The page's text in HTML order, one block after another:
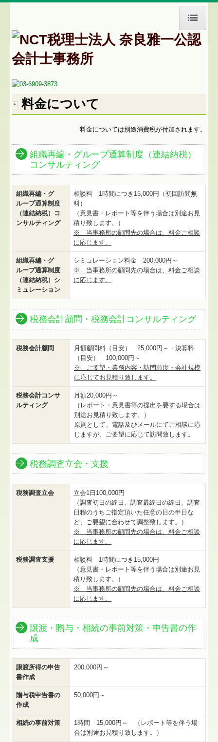
HOME
事務所紹介
交通案内
業務案内
料金について
料金については別途消費税が付加されます。
組織再編・グループ通算制度（連結納税）
コンサルティング
組織再編・グ
ループ通算制度
（連結納税）コ
ンサルティング
相談料 1時間につき15,000円（初回訪問無
料）
（意見書・レポート等を伴う場合は別途お見
積り致します。）
※ 当事務所の顧問先の場合は、料金ご相談
に応じます。
組織再編・グ
ループ通算制度
（連結納税）シ
ミュレーション
シミュレーション料金 200,000円～
※ 当事務所の顧問先の場合は、料金ご相談
に応じます。
税務会計顧問・税務会計コンサルティング
税務会計顧問
月額顧問料（目安） 25,000円～・決算料
（目安） 100,000円～
※ ご要望・業務内容・訪問頻度・会社規模
に応じてお見積り致します。
税務会計コンサ
ルティング
月額20,000円～
（レポート・意見書等の提出を要する場合は
別途お見積り致します。）
原則として、電話及びメールにてご相談に応
じますが、ご要望に応じて訪問致します。
税務調査立会・支援
税務調査立会
立会1日100,000円
（調査初日の終日、調査最終日の終日、調査
日程のうちご指定頂いた任意の日の半日な
ど、ご要望に合わせて調整致します。）
※ 当事務所の顧問先の場合は、料金ご相談
に応じます。
税務調査支援
相談料 1時間につき15,000円
（意見書・レポート等を伴う場合は別途お見
積り致します。）
※ 当事務所の顧問先の場合は、料金ご相談
に応じます。
譲渡・贈与 ・相続の事前対策 ・ 申告書の作
成
譲渡所得の申告
書作成
200,000円～
贈与税申告書の
作成
50,000円～
相続の事前対策
1時間 15,000円～ （レポート等を伴う場
合は別途お見積り致します。）